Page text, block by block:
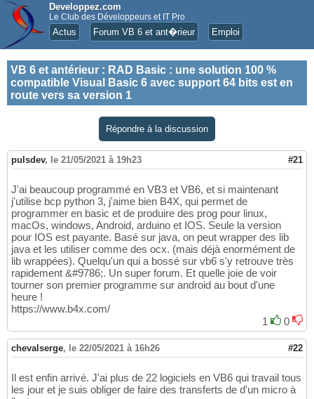
Developpez.com
Le Club des Développeurs et IT Pro
Actus Forum VB 6 et ant�rieur Emploi
VB 6 et antérieur : RAD Basic : une solution 100 %
compatible Visual Basic 6 avec support 64 bits est en
route vers sa version 1
Répondre à la discussion
pulsdev, le 21/05/2021 à 19h23 #21
J'ai beaucoup programmé en VB3 et VB6, et si maintenant
j'utilise bcp python 3, j'aime bien B4X, qui permet de
programmer en basic et de produire des prog pour linux,
macOs, windows, Android, arduino et IOS. Seule la version
pour IOS est payante. Basé sur java, on peut wrapper des lib
java et les utiliser comme des ocx. (mais déjà enormément de
lib wrappées). Quelqu'un qui a bossé sur vb6 s'y retrouve très
rapidement &#9786;. Un super forum. Et quelle joie de voir
tourner son premier programme sur android au bout d'une
heure !
https://www.b4x.com/
1
0
chevalserge, le 22/05/2021 à 16h26 #22
Il est enfin arrivé. J'ai plus de 22 logiciels en VB6 qui travail tous
les jour et je suis obliger de faire des transferts de d'un micro à